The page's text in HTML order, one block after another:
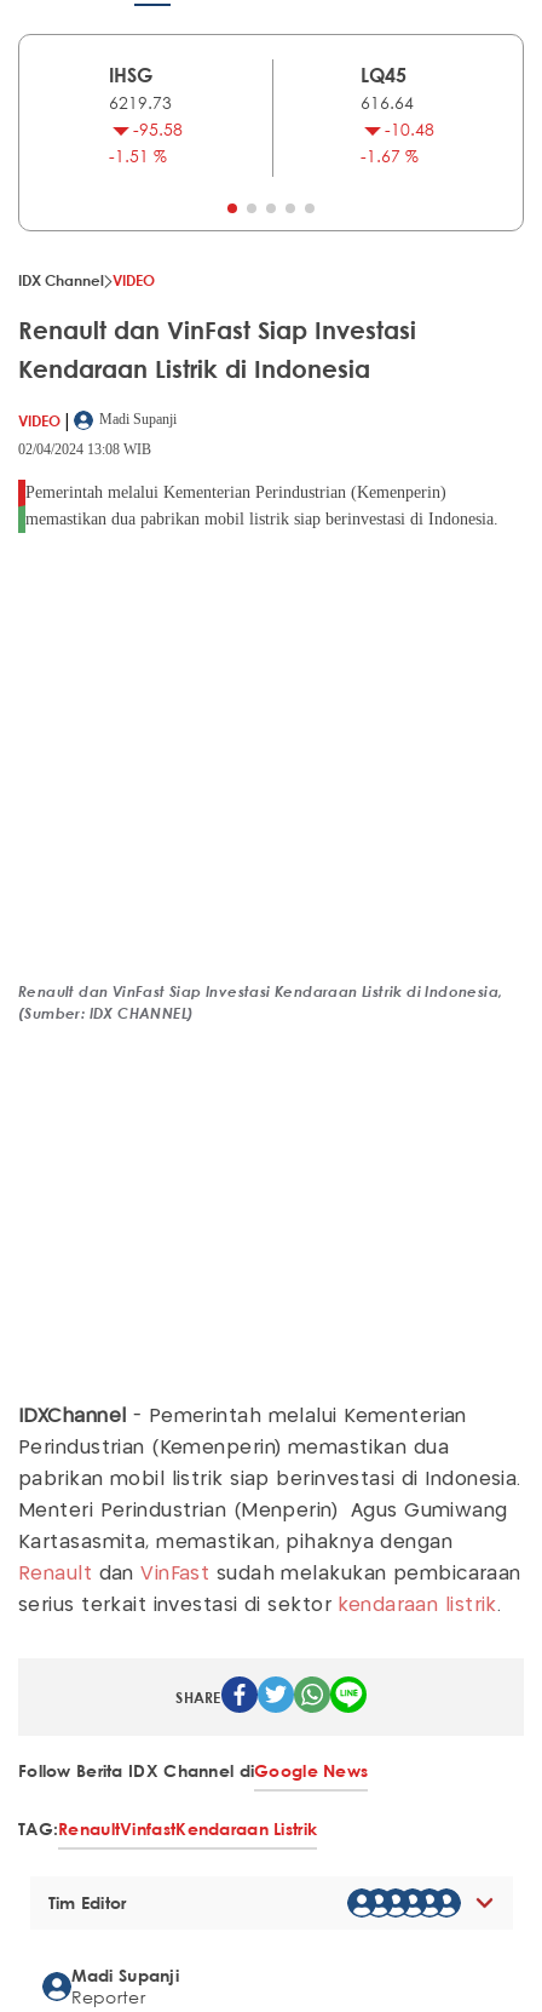
IHSG
6219.73
-95.58
-1.51 %
LQ45
616.64
-10.48
-1.67 %
IDX Channel VIDEO
Renault dan VinFast Siap Investasi
Kendaraan Listrik di Indonesia
VIDEO |
Madi Supanji
02/04/2024 13:08 WIB
Pemerintah melalui Kementerian Perindustrian (Kemenperin)
memastikan dua pabrikan mobil listrik siap berinvestasi di Indonesia.
Renault dan VinFast Siap Investasi Kendaraan Listrik di Indonesia,
(Sumber: IDX CHANNEL)
IDXChannel - Pemerintah melalui Kementerian
Perindustrian (Kemenperin) memastikan dua
pabrikan mobil listrik siap berinvestasi di Indonesia.
Menteri Perindustrian (Menperin) Agus Gumiwang
Kartasasmita, memastikan, pihaknya dengan
Renault danVinFast sudah melakukan pembicaraan
serius terkait investasi di sektor kendaraan listrik.
SHARE
Follow Berita IDX Channel diGoogle News
TAG:RenaultVinfastKendaraan Listrik
Tim Editor
Madi Supanji
Reporter